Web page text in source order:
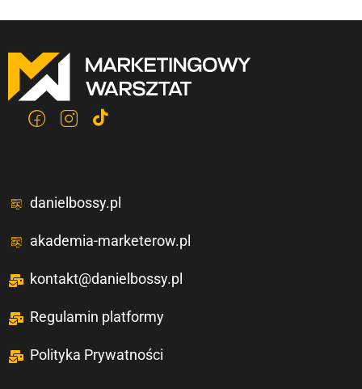
danielbossy.pl
akademia-marketerow.pl
kontakt@danielbossy.pl
Regulamin platformy
Polityka Prywatności